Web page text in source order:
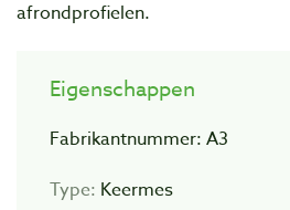
afrondprofielen.
Eigenschappen
Fabrikantnummer: A3
Type: Keermes